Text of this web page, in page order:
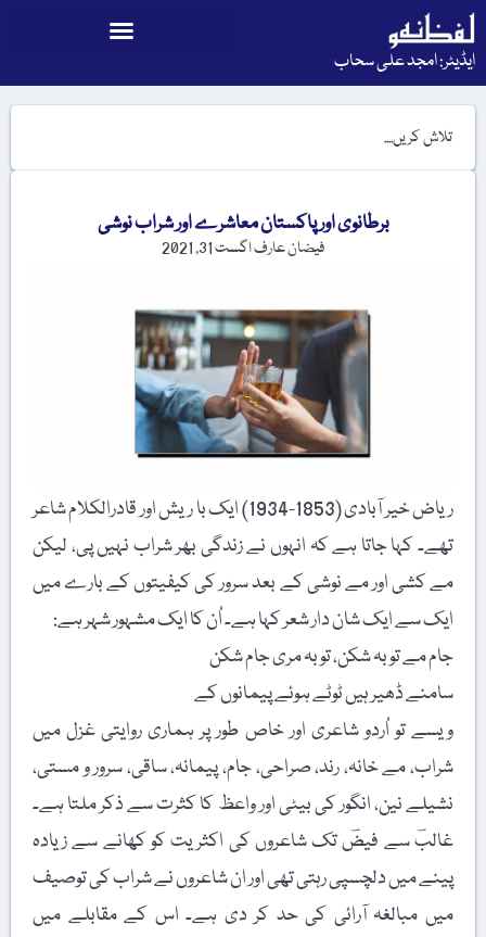
ایڈیٹر: امجد علی سحاب
برطانوی اور پاکستان معاشرے اور شراب نوشی
فیضان عارفاگست 31, 2021
ریاض خیر آبادی (1853-1934) ایک با ریش اور قادرالکلام شاعر
تھے۔ کہا جاتا ہے کہ انہوں نے زندگی بھر شراب نہیں پی، لیکن
مے کشی اور مے نوشی کے بعد سرور کی کیفیتوں کے بارے میں
ایک سے ایک شان دار شعر کہا ہے۔ اُن کا ایک مشہور شہر ہے:
جام مے توبہ شکن، توبہ مری جام شکن
سامنے ڈھیر ہیں ٹوٹے ہوئے پیمانوں کے
ویسے تو اُردو شاعری اور خاص طور پر ہماری روایتی غزل میں
شراب، مے خانہ، رند، صراحی، جام، پیمانہ، ساقی، سرور و مستی،
نشیلے نین، انگور کی بیٹی اور واعظ کا کثرت سے ذکر ملتا ہے۔
غالبؔ سے فیضؔ تک شاعروں کی اکثریت کو کھانے سے زیادہ
پینے میں دلچسپی رہتی تھی اور ان شاعروں نے شراب کی توصیف
میں مبالغہ آرائی کی حد کر دی ہے۔ اس کے مقابلے میں